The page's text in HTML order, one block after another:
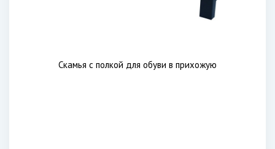
Скамья с полкой для обуви в прихожую